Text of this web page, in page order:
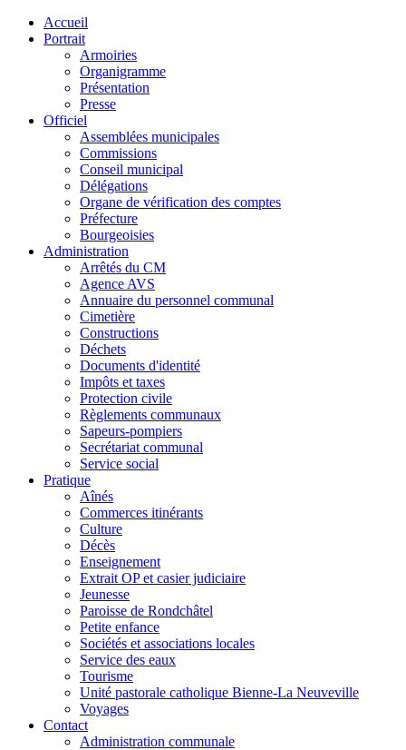
Accueil
Portrait
Armoiries
Organigramme
Présentation
Presse
Officiel
Assemblées municipales
Commissions
Conseil municipal
Délégations
Organe de vérification des comptes
Préfecture
Bourgeoisies
Administration
Arrêtés du CM
Agence AVS
Annuaire du personnel communal
Cimetière
Constructions
Déchets
Documents d'identité
Impôts et taxes
Protection civile
Règlements communaux
Sapeurs-pompiers
Secrétariat communal
Service social
Pratique
Aînés
Commerces itinérants
Culture
Décès
Enseignement
Extrait OP et casier judiciaire
Jeunesse
Paroisse de Rondchâtel
Petite enfance
Sociétés et associations locales
Service des eaux
Tourisme
Unité pastorale catholique Bienne-La Neuveville
Voyages
Contact
Administration communale